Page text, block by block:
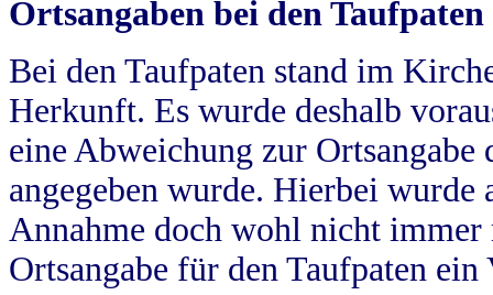
Ortsangaben bei den Taufpaten
Bei den Taufpaten stand im
Herkunft. Es wurde deshalb
eine Abweichung zur
angegeben wurde. Hierbei wurde
Annahme doch wohl nicht
Ortsangabe für den Taufpaten